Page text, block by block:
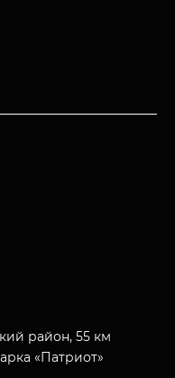
район, 55 км
«Патриот»